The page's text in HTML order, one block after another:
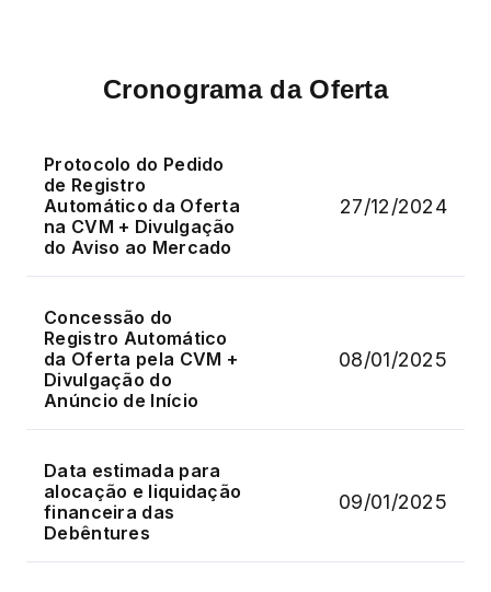
Cronograma da Oferta
Protocolo do Pedido
de Registro
Automático da Oferta
na CVM + Divulgação
do Aviso ao Mercado
27/12/2024
Concessão do
Registro Automático
da Oferta pela CVM +
Divulgação do
Anúncio de Início
08/01/2025
Data estimada para
alocação e liquidação
financeira das
Debêntures
09/01/2025